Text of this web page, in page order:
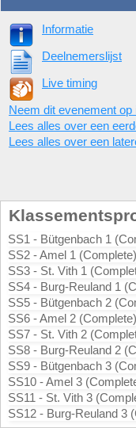
Informatie
Deelnemerslijst
Live timing
Neem dit evenement op
Lees alles over een
Lees alles over een
SS1 - Bütgenbach 1
SS2 - Amel 1 (Complete)
SS3 - St. Vith 1
SS4 - Burg-Reuland 1
SS5 - Bütgenbach 2
SS6 - Amel 2 (Complete)
SS7 - St. Vith 2
SS8 - Burg-Reuland 2
SS9 - Bütgenbach 3
SS10 - Amel 3
SS11 - St. Vith 3
SS12 - Burg-Reuland 3